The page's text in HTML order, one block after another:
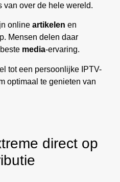
van over de hele wereld.
online artikelen en
Mensen delen daar
media-ervaring.
tot een persoonlijke IPTV-
optimaal te genieten van
direct op